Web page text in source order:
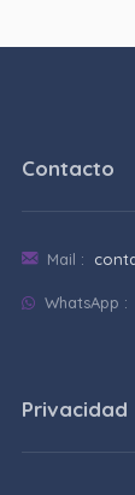
Contacto
Mail :
WhatsApp :
Privacidad